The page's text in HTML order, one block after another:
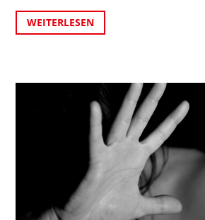
WEITERLESEN